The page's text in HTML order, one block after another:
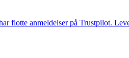
anmeldelser på Trustpilot.